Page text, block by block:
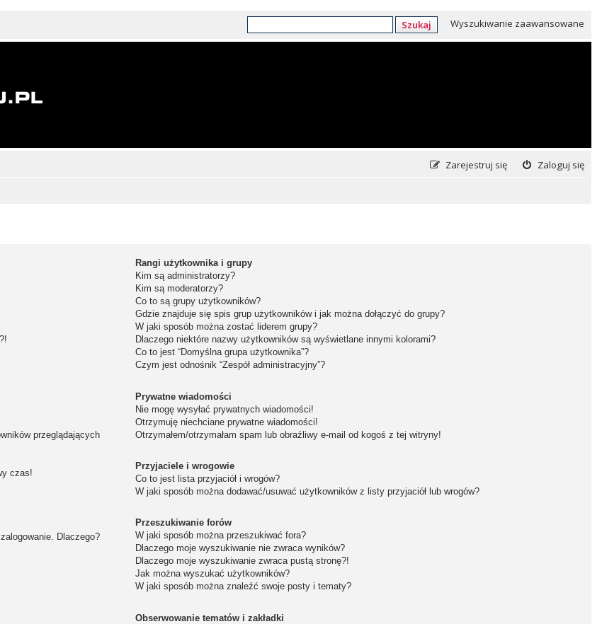
Szukaj Wyszukiwanie zaawansowane
Zaloguj się
Zarejestruj się
przeglądających
czas!
Dlaczego?
Rangi użytkownika i grupy
Kim są administratorzy?
Kim są moderatorzy?
Co to są grupy użytkowników?
Gdzie znajduje się spis grup użytkowników i jak można dołączyć do grupy?
W jaki sposób można zostać liderem grupy?
Dlaczego niektóre nazwy użytkowników są wyświetlane innymi kolorami?
Co to jest “Domyślna grupa użytkownika”?
Czym jest odnośnik “Zespół administracyjny”?
Prywatne wiadomości
Nie mogę wysyłać prywatnych wiadomości!
Otrzymuję niechciane prywatne wiadomości!
Otrzymałem/otrzymałam spam lub obraźliwy e-mail od kogoś z tej witryny!
Przyjaciele i wrogowie
Co to jest lista przyjaciół i wrogów?
W jaki sposób można dodawać/usuwać użytkowników z listy przyjaciół lub wrogów?
Przeszukiwanie forów
W jaki sposób można przeszukiwać fora?
Dlaczego moje wyszukiwanie nie zwraca wyników?
Dlaczego moje wyszukiwanie zwraca pustą stronę?!
Jak można wyszukać użytkowników?
W jaki sposób można znaleźć swoje posty i tematy?
Obserwowanie tematów i zakładki